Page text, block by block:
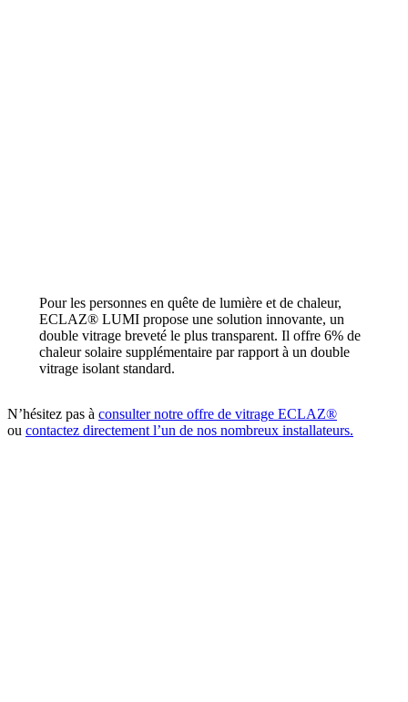
Pour les personnes en quête de lumière et de chaleur,
ECLAZ® LUMI propose une solution innovante, un
double vitrage breveté le plus transparent. Il offre 6% de
chaleur solaire supplémentaire par rapport à un double
vitrage isolant standard.
N’hésitez pas à consulter notre offre de vitrage ECLAZ®
ou contactez directement l’un de nos nombreux installateurs.